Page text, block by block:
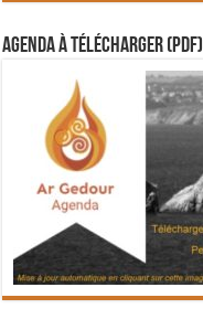
Agenda à télécharger (PDF)